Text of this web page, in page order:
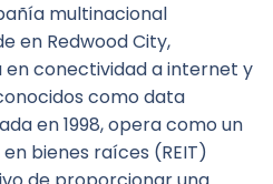
multinacional
en Redwood City,
en conectividad a internet y
como data
en 1998, opera como un
bienes raíces (REIT)